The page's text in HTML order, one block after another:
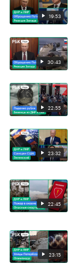
19:53
30:43
22:55
23:32
22:45
23:15